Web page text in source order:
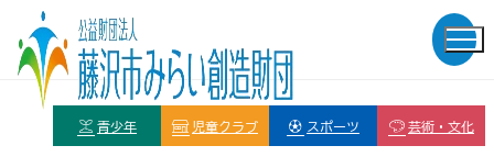
青少年 児童クラブ スポーツ 芸術・文化